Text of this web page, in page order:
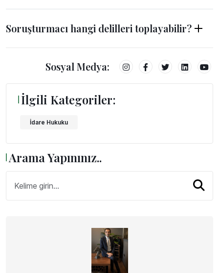
Soruşturmacı hangi delilleri toplayabilir?
Sosyal Medya:
İlgili Kategoriler:
İdare Hukuku
Arama Yapınınız..